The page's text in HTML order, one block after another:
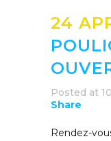
24
Posted at
Share
Rendez-